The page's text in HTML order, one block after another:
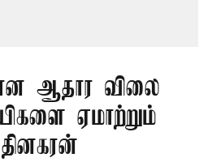
ஆதார விலை
ஏமாற்றும்